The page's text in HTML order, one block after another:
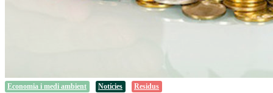
Economia i medi ambient Notícies Residus